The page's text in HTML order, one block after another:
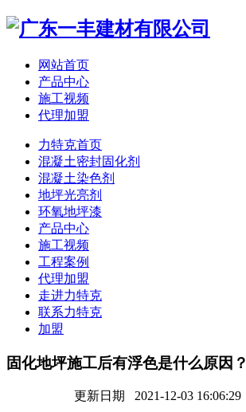
网站首页
产品中心
施工视频
代理加盟
力特克首页
混凝土密封固化剂
混凝土染色剂
地坪光亮剂
环氧地坪漆
产品中心
施工视频
工程案例
代理加盟
走进力特克
联系力特克
加盟
固化地坪施工后有浮色是什么原因？
更新日期 2021-12-03 16:06:29